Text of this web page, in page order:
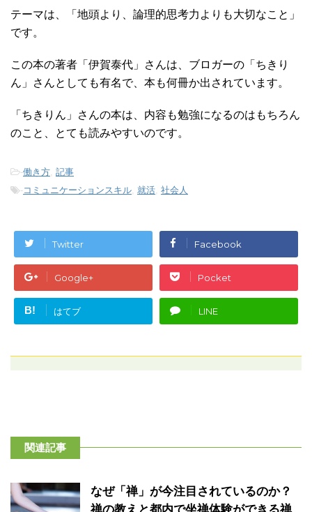
テーマは、「地頭より、論理的思考力よりも大切なこと」
です。
この本の著者「伊賀泰代」さんは、ブロガーの「ちきり
ん」さんとしても有名で、本も何冊か出されています。
「ちきりん」さんの本は、内容も勉強になるのはもちろん
のこと、とても読みやすいのです。
-働き方, 記事
-コミュニケーションスキル, 就活, 社会人
Twitter Facebook
Google+ Pocket
B! はてブ LINE
関連記事
なぜ「禅」が今注目されているのか？